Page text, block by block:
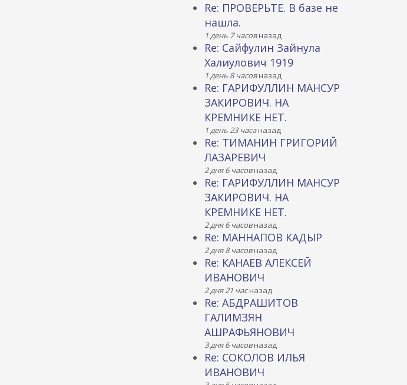
Re: ПРОВЕРЬТЕ. В базе не
нашла.
1 день 7 часовназад
Re: Сайфулин Зайнула
Халиулович 1919
1 день 8 часовназад
Re: ГАРИФУЛЛИН МАНСУР
ЗАКИРОВИЧ. НА
КРЕМНИКЕ НЕТ.
1 день 23 часаназад
Re: ТИМАНИН ГРИГОРИЙ
ЛАЗАРЕВИЧ
2 дня 6 часовназад
Re: ГАРИФУЛЛИН МАНСУР
ЗАКИРОВИЧ. НА
КРЕМНИКЕ НЕТ.
2 дня 6 часовназад
Re: МАННАПОВ КАДЫР
2 дня 8 часовназад
Re: КАНАЕВ АЛЕКСЕЙ
ИВАНОВИЧ
2 дня 21 часназад
Re: АБДРАШИТОВ
ГАЛИМЗЯН
АШРАФЬЯНОВИЧ
3 дня 6 часовназад
Re: СОКОЛОВ ИЛЬЯ
ИВАНОВИЧ